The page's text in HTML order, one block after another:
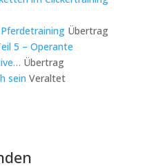
Übertrag
5 – Operante
Übertrag
sein Veraltet